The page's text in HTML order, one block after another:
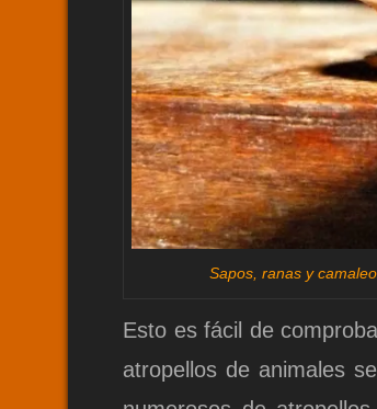
Sapos, ranas y
Esto es fácil de
atropellos de animales